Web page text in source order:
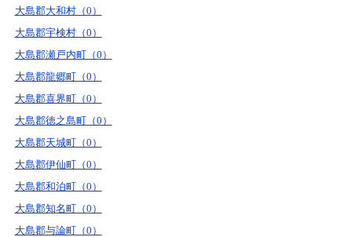
大島郡大和村（0）
大島郡宇検村（0）
大島郡瀬戸内町（0）
大島郡龍郷町（0）
大島郡喜界町（0）
大島郡徳之島町（0）
大島郡天城町（0）
大島郡伊仙町（0）
大島郡和泊町（0）
大島郡知名町（0）
大島郡与論町（0）